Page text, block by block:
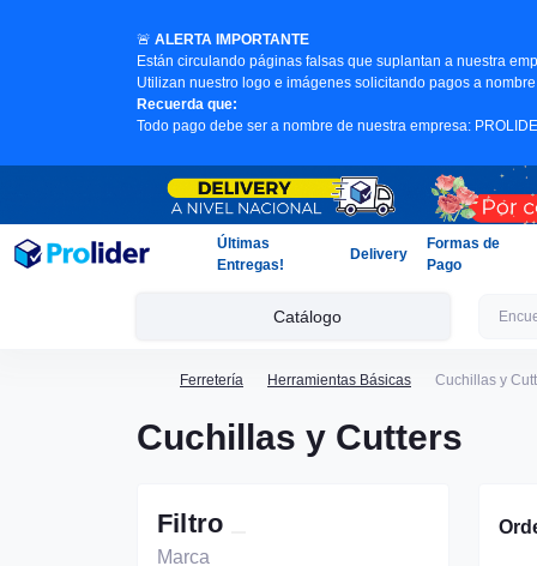
🚨 ALERTA IMPORTANTE
Están circulando páginas falsas que suplantan a nuestra
Utilizan nuestro logo e imágenes solicitando pagos a
Recuerda que:
Todo pago debe ser a nombre de nuestra empresa:
Últimas
Entregas!
Delivery
Formas de
Pago
Catálogo
Ferretería Herramientas Básicas Cuchillas y
Cuchillas y Cutters
Filtro
Marca